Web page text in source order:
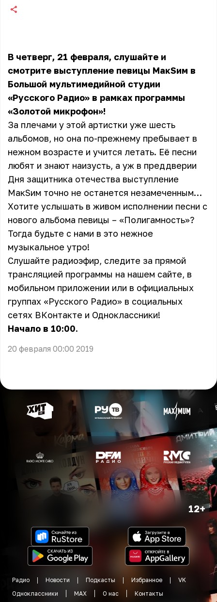
В четверг, 21 февраля, слушайте и
смотрите выступление певицы МакSим в
Большой мультимедийной студии
«Русского Радио» в рамках программы
«Золотой микрофон»!
За плечами у этой артистки уже шесть
альбомов, но она по-прежнему пребывает в
нежном возрасте и учится летать. Её песни
любят и знают наизусть, а уж в преддверии
Дня защитника отечества выступление
МакSим точно не останется незамеченным…
Хотите услышать в живом исполнении песни с
нового альбома певицы – «Полигамность»?
Тогда будьте с нами в это нежное
музыкальное утро!
Слушайте радиоэфир, следите за прямой
трансляцией программы на нашем сайте, в
мобильном приложении или в официальных
группах «Русского Радио» в социальных
сетях ВКонтакте и Одноклассники!
Начало в 10:00.
20 февраля 00:00 2019
12+
Радио Новости Подкасты Избранное
VK
Одноклассники
MAX О нас Контакты